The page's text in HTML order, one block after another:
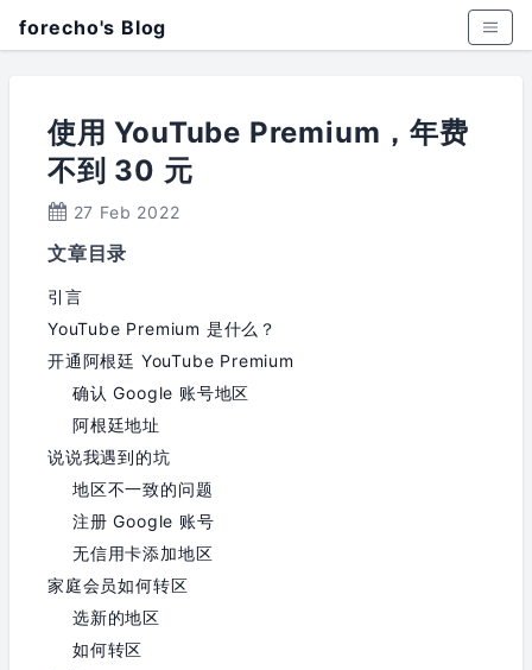
forecho's Blog
使用 YouTube Premium，年费
不到 30 元
27 Feb 2022
文章目录
引言
YouTube Premium 是什么？
开通阿根廷 YouTube Premium
确认 Google 账号地区
阿根廷地址
说说我遇到的坑
地区不一致的问题
注册 Google 账号
无信用卡添加地区
家庭会员如何转区
选新的地区
如何转区